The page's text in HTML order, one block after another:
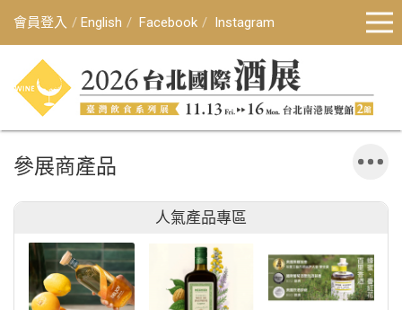
會員登入 English Facebook Instagram
參展商產品
人氣產品專區